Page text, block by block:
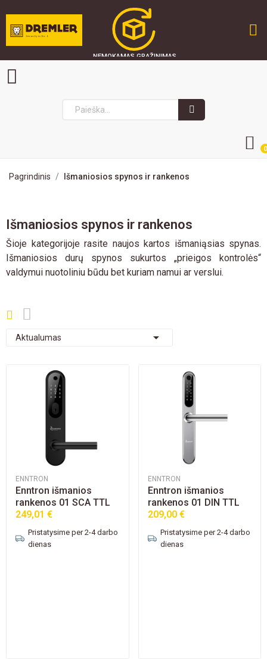
GREITAS PRISTATYMAS
NEMOKAMAS GRĄŽINIMAS
SAUGU PIRKTI
0
Pagrindinis Išmaniosios spynos ir rankenos
Išmaniosios spynos ir rankenos
Šioje kategorijoje rasite naujos kartos išmaniąsias spynas.
Išmaniosios durų spynos sukurtos „prieigos kontrolės“
valdymui nuotoliniu būdu bet kuriam namui ar verslui.
Aktualumas 
ENNTRON
Enntron išmanios
rankenos 01 SCA TTL
249,01 €
Pristatysime per 2-4 darbo
dienas
ENNTRON
Enntron išmanios
rankenos 01 DIN TTL
209,00 €
Pristatysime per 2-4 darbo
dienas